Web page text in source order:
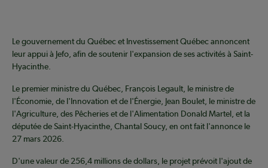
Le gouvernement du Québec et Investissement Québec annoncent
leur appui à Jefo, afin de soutenir l'expansion de ses activités à Saint-
Hyacinthe.
Le premier ministre du Québec, François Legault, le ministre de
l'Économie, de l'Innovation et de l'Énergie, Jean Boulet, le ministre de
l'Agriculture, des Pêcheries et de l'Alimentation Donald Martel, et la
députée de Saint-Hyacinthe, Chantal Soucy, en ont fait l'annonce le
27 mars 2026.
D'une valeur de 256,4 millions de dollars, le projet prévoit l'ajout de